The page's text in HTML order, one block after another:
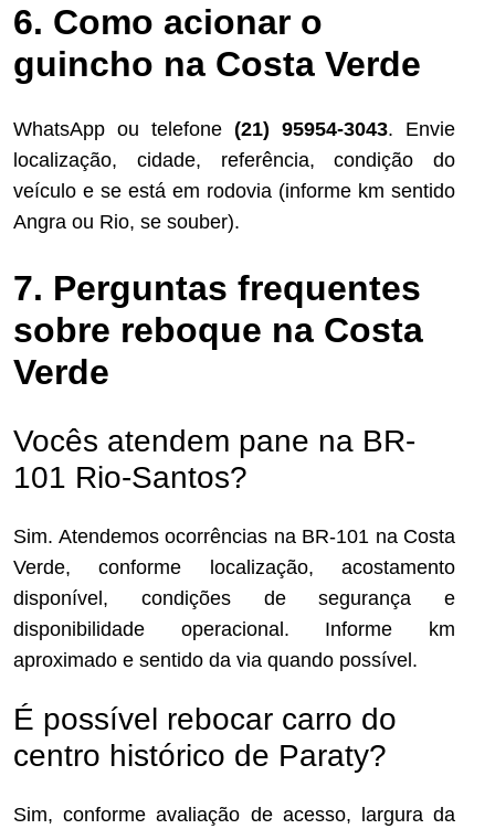
6. Como acionar o
guincho na Costa Verde
WhatsApp ou telefone (21) 95954-3043. Envie
localização, cidade, referência, condição do
veículo e se está em rodovia (informe km sentido
Angra ou Rio, se souber).
7. Perguntas frequentes
sobre reboque na Costa
Verde
Vocês atendem pane na BR-
101 Rio-Santos?
Sim. Atendemos ocorrências na BR-101 na Costa
Verde, conforme localização, acostamento
disponível, condições de segurança e
disponibilidade operacional. Informe km
aproximado e sentido da via quando possível.
É possível rebocar carro do
centro histórico de Paraty?
Sim, conforme avaliação de acesso, largura da